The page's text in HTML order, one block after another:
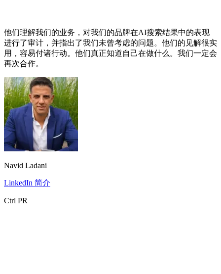
他们理解我们的业务，对我们的品牌在AI搜索结果中的表现
进行了审计，并指出了我们未曾考虑的问题。他们的见解很实
用，容易付诸行动。他们真正知道自己在做什么。我们一定会
再次合作。
Navid Ladani
LinkedIn 简介
Ctrl PR